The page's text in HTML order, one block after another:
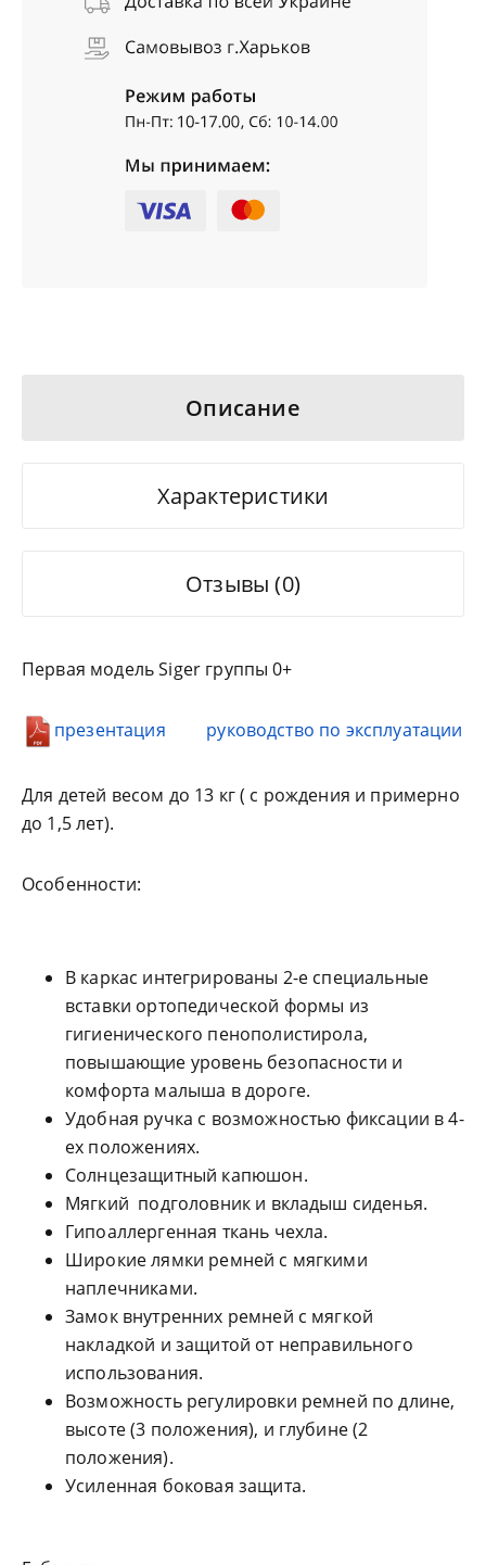
Описание
Характеристики
Отзывы (0)
Первая модель Siger группы 0+
презентация руководство по эксплуатации
Для детей весом до 13 кг ( с рождения и примерно
до 1,5 лет).
Особенности:
В каркас интегрированы 2-е специальные
вставки ортопедической формы из
гигиенического пенополистирола,
повышающие уровень безопасности и
комфорта малыша в дороге.
Удобная ручка с возможностью фиксации в 4-
ех положениях.
Солнцезащитный капюшон.
Мягкий подголовни­к и вкладыш сиденья.
Гипоаллергенная ткань чехла.
Широкие лямки ремней с мягкими
наплечниками.
Замок внутренних ремней с мягкой
накладкой и защитой от неправильного
использования.
Возможность регулировки ремней по длине,
высоте (3 положения), и глубине (2
положения).
Усиленная боковая защита.